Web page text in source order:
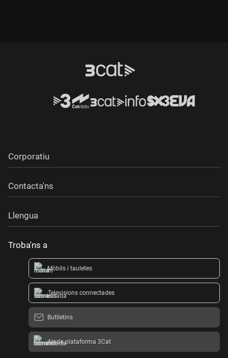
Corporatiu
Contacta'ns
Llengua
Troba'ns a
Mòbils i tauletes
Televisions connectades
Butlletins
Ajuda plataforma 3Cat